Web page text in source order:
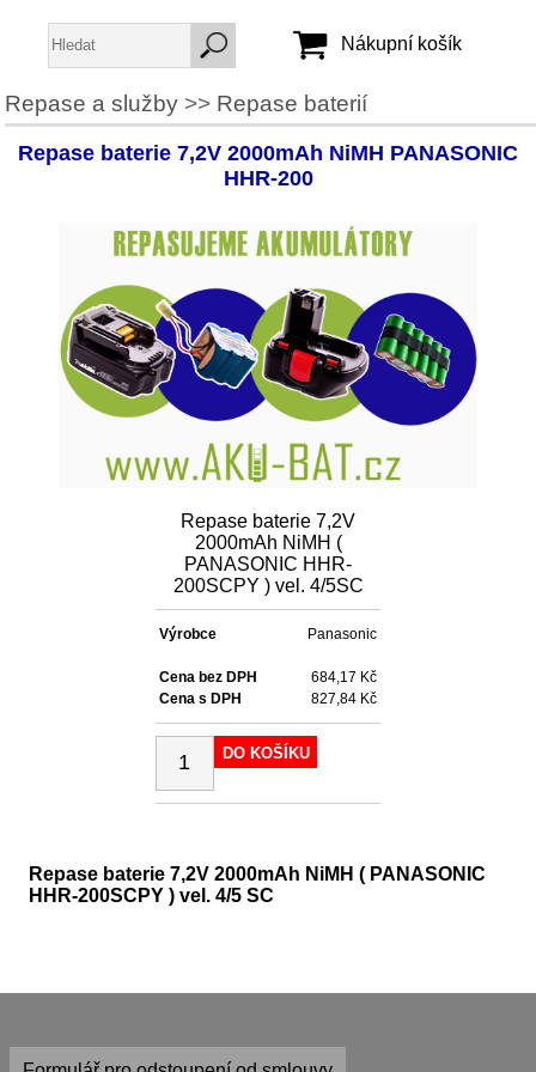
Jméno:
Heslo:
Vytvořit účet
Nákupní košík
Repase a služby>> Repase baterií
Repase baterie 7,2V 2000mAh NiMH PANASONIC
HHR-200
Repase baterie 7,2V
2000mAh NiMH (
PANASONIC HHR-
200SCPY ) vel. 4/5SC
Výrobce Panasonic
Cena bez DPH
684,17 Kč
Cena s DPH
827,84 Kč
DO KOŠÍKU
Repase baterie 7,2V 2000mAh NiMH ( PANASONIC
HHR-200SCPY ) vel. 4/5 SC